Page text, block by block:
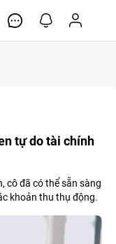
tự do tài chính
cô đã có thể sẵn sàng
khoản thu thụ động.